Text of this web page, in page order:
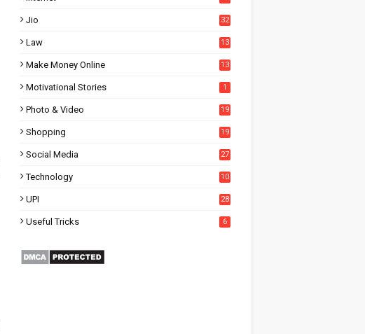
Jio 32
Law 13
Make Money Online 13
Motivational Stories 1
Photo & Video 19
Shopping 19
Social Media
27
Technology 10
UPI 28
Useful Tricks 6